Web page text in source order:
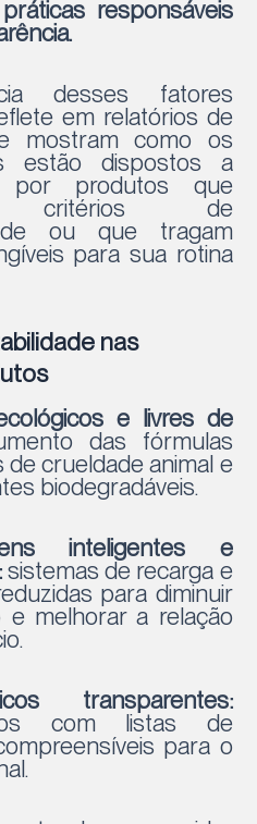
responsáveis
desses fatores
em relatórios de
mostram como os
estão dispostos a
por produtos que
critérios de
ou que tragam
para sua rotina
nas
e livres de
das fórmulas
de crueldade animal e
biodegradáveis.
inteligentes e
sistemas de recarga e
para diminuir
e melhorar a relação
transparentes:
com listas de
para o